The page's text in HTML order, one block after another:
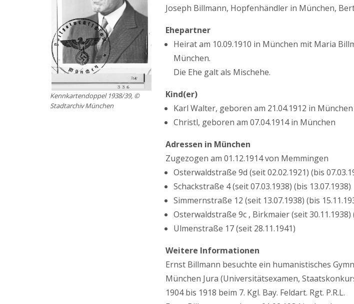
Kennkartendoppel 1938/39, ©
Stadtarchiv München
Joseph Billmann, Hopfenhändler in München,
Ehepartner
Heirat am 10.09.1910 in München mit Maria
München.
Die Ehe galt als Mischehe.
Kind(er)
Karl Walter, geboren am 21.04.1912 in München
Christl, geboren am 07.04.1914 in München
Adressen in München
Zugezogen am 01.12.1914 von Memmingen
Osterwaldstraße 9d (seit 02.02.1921) (bis
Schackstraße 4 (seit 07.03.1938) (bis 13.07.1938)
Simmernstraße 12 (seit 13.07.1938) (bis
Osterwaldstraße 9c , Birkmaier (seit 30.11.1938)
Ulmenstraße 17 (seit 28.11.1941)
Weitere Informationen
Ernst Billmann besuchte ein humanistisches
München Jura (Universitätsexamen,
1904 bis 1918 beim 7. Kgl. Bay. Feldart. Rgt. P.R.L.